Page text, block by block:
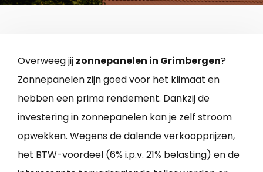
Overweeg jij zonnepanelen in Grimbergen?
Zonnepanelen zijn goed voor het klimaat en
hebben een prima rendement. Dankzij de
investering in zonnepanelen kan je zelf stroom
opwekken. Wegens de dalende verkoopprijzen,
het BTW-voordeel (6% i.p.v. 21% belasting) en de